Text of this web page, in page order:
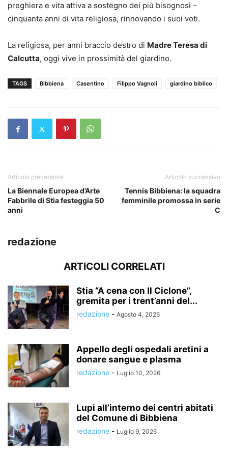
preghiera e vita attiva a sostegno dei più bisognosi –
cinquanta anni di vita religiosa, rinnovando i suoi voti.
La religiosa, per anni braccio destro di Madre Teresa di
Calcutta, oggi vive in prossimità del giardino.
TAGS Bibbiena Casentino Filippo Vagnoli giardino biblico
Articolo precedente
La Biennale Europea d’Arte
Fabbrile di Stia festeggia 50
anni
Articolo successivo
Tennis Bibbiena: la squadra
femminile promossa in serie
C
redazione
ARTICOLI CORRELATI
Stia “A cena con Il Ciclone”,
gremita per i trent’anni del...
redazione - Agosto 4, 2026
Appello degli ospedali aretini a
donare sangue e plasma
redazione - Luglio 10, 2026
Lupi all’interno dei centri abitati
del Comune di Bibbiena
redazione - Luglio 9, 2026